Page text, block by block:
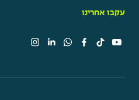
עקבו אחרינו